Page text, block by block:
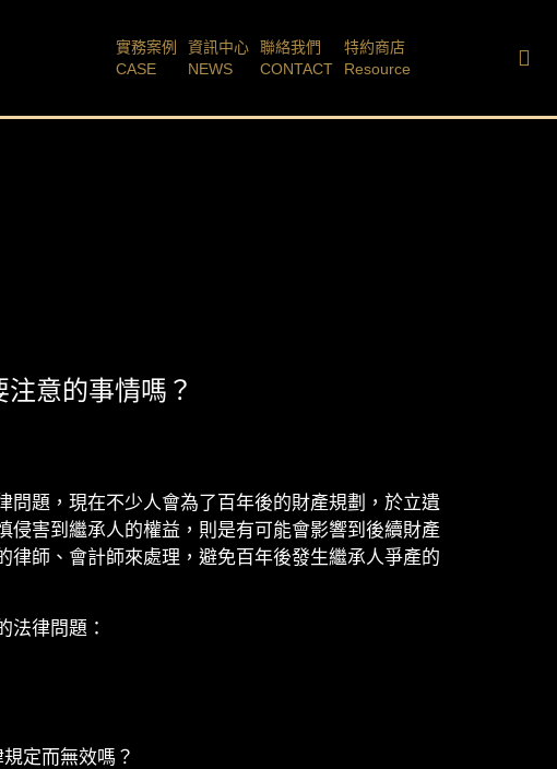
實務案例
CASE
資訊中心
NEWS
聯絡我們
CONTACT
特約商店
Resource
意的事情嗎？
題，現在不少人會為了百年後的財產規劃，於立遺
害到繼承人的權益，則是有可能會影響到後續財產
師、會計師來處理，避免百年後發生繼承人爭產的
法律問題：
定而無效嗎？